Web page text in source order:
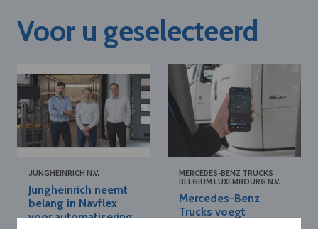
Voor u geselecteerd
JUNGHEINRICH N.V.
Jungheinrich neemt
belang in Navflex
voor automatisering
MERCEDES-BENZ TRUCKS
BELGIUM LUXEMBOURG N.V.
Mercedes-Benz
Trucks voegt